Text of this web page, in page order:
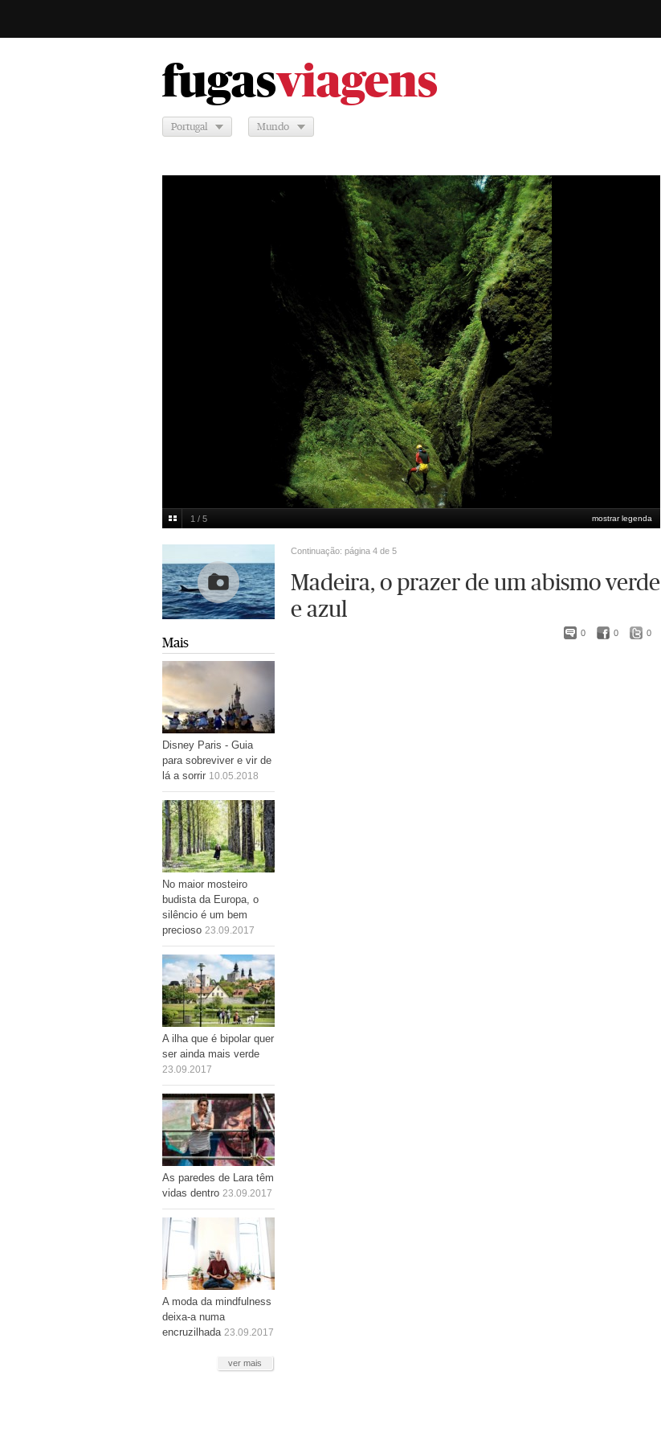
fugasviagens
Portugal Mundo
DR
mostrar legenda
1 / 5
Mais
Disney Paris - Guia
para sobreviver e vir de
lá a sorrir 10.05.2018
No maior mosteiro
budista da Europa, o
silêncio é um bem
precioso 23.09.2017
A ilha que é bipolar quer
ser ainda mais verde
23.09.2017
As paredes de Lara têm
vidas dentro 23.09.2017
A moda da mindfulness
deixa-a numa
encruzilhada 23.09.2017
ver mais
Continuação: página 4 de 5
Madeira, o prazer de um abismo verde
e azul
0 0 0